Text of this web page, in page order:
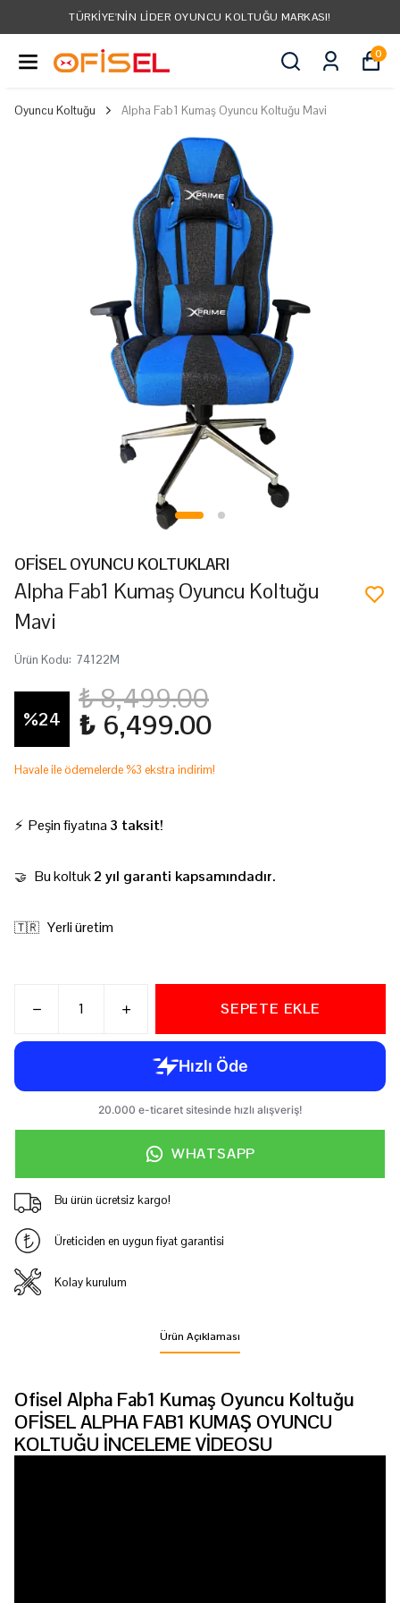
TÜRKIYE'NIN LIDER OYUNCU KOLTUĞU MARKASI!
0
Oyuncu Koltuğu Alpha Fab1 Kumaş Oyuncu Koltuğu Mavi
OFİSEL OYUNCU KOLTUKLARI
Alpha Fab1 Kumaş Oyuncu Koltuğu
Mavi
Ürün Kodu: 74122M
%24
₺ 8,499.00
₺ 6,499.00
Havale ile ödemelerde %3 ekstra indirim!
⚡ Peşin fiyatına 3 taksit!
🤝 Bu koltuk2 yıl garanti kapsamındadır.
🇹🇷 Yerli üretim
SEPETE EKLE
WHATSAPP
Bu ürün ücretsiz kargo!
Üreticiden en uygun fiyat garantisi
Kolay kurulum
Ürün Açıklaması
Ofisel Alpha Fab1 Kumaş Oyuncu Koltuğu
OFİSEL ALPHA FAB1 KUMAŞ OYUNCU
KOLTUĞU İNCELEME VİDEOSU